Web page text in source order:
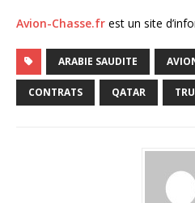
Avion-Chasse.fr est un site
ARABIE SAUDITE
CONTRATS QATAR